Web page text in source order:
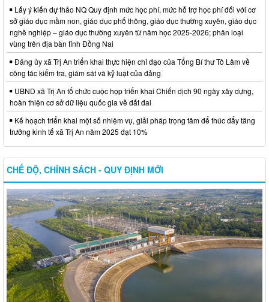
Lấy ý kiến dự thảo NQ Quy định mức học phí, mức hỗ trợ học phí đối với cơ
sở giáo dục mầm non, giáo dục phổ thông, giáo dục thường xuyên, giáo dục
nghề nghiệp – giáo dục thường xuyên từ năm học 2025-2026; phân loại
vùng trên địa bàn tỉnh Đồng Nai
Đảng ủy xã Trị An triển khai thực hiện chỉ đạo của Tổng Bí thư Tô Lâm về
công tác kiểm tra, giám sát và kỷ luật của đảng
UBND xã Trị An tổ chức cuộc họp triển khai Chiến dịch 90 ngày xây dựng,
hoàn thiện cơ sở dữ liệu quốc gia về đất đai
Kế hoạch triển khai một số nhiệm vụ, giải pháp trọng tâm để thúc đẩy tăng
trưởng kinh tế xã Trị An năm 2025 đạt 10%
CHẾ ĐỘ, CHÍNH SÁCH - QUY ĐỊNH MỚI